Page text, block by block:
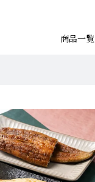
商品一覧
すべての商品
本格白焼セット
蒲焼セット
本格白焼セット
お買物の仕方